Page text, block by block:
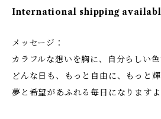
International shipping
メッセージ：
カラフルな想いを胸に、自分らしい色
どんな日も、もっと自由に、もっと輝
夢と希望があふれる毎日になりますよ